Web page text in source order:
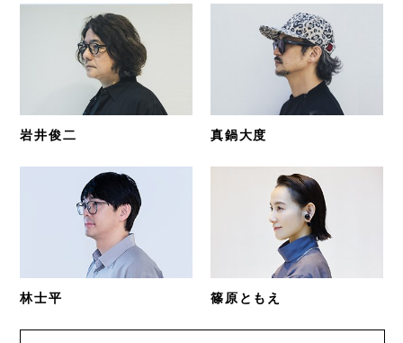
岩井俊二 真鍋大度
林士平 篠原ともえ